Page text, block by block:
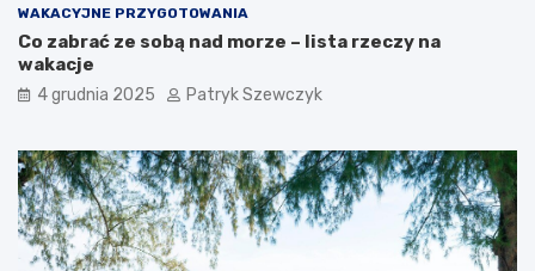
WAKACYJNE PRZYGOTOWANIA
Co zabrać ze sobą nad morze – lista rzeczy na
wakacje
4 grudnia 2025 Patryk Szewczyk